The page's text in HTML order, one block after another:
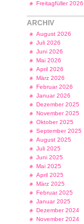
Freitagfüller
ARCHIV
August 2026
Juli 2026
Juni 2026
Mai 2026
April 2026
März 2026
Februar 2026
Januar 2026
Dezember 2025
November 2025
Oktober 2025
September 2025
August 2025
Juli 2025
Juni 2025
Mai 2025
April 2025
März 2025
Februar 2025
Januar 2025
Dezember 2024
November 2024